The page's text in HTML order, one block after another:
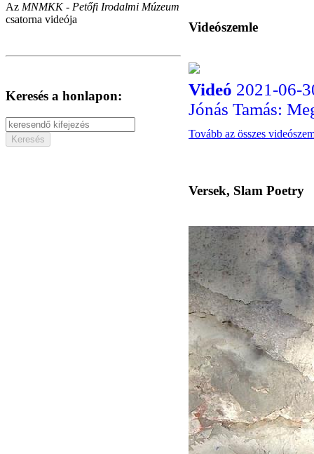
Az MNMKK - Petőfi Irodalmi Múzeum
csatorna videója
Keresés a honlapon:
Videószemle
Videó 2021-06-
Jónás Tamás:
Tovább az összes
Versek, Slam Poetry